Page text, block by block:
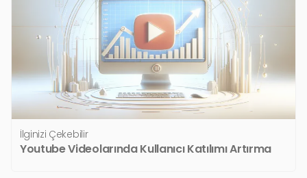
İlginizi Çekebilir
Youtube Videolarında Kullanıcı Katılımı Artırma